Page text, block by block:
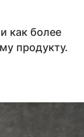
как более
продукту.